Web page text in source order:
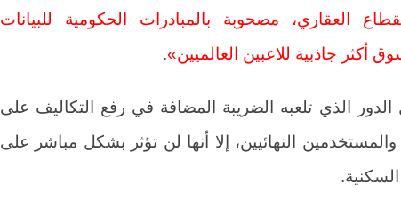
العقاري، مصحوبة بالمبادرات الحكومية للبيانات
أكثر جاذبية للاعبين العالميين».
الذي تلعبه الضريبة المضافة في رفع التكاليف على
النهائيين، إلا أنها لن تؤثر بشكل مباشر على
السكنية.